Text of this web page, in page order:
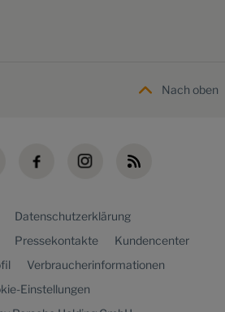
Nach oben
Datenschutzerklärung
Pressekontakte
Kundencenter
Verbraucherinformationen
Einstellungen